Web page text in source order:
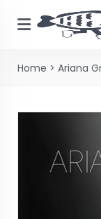
Home > Ariana